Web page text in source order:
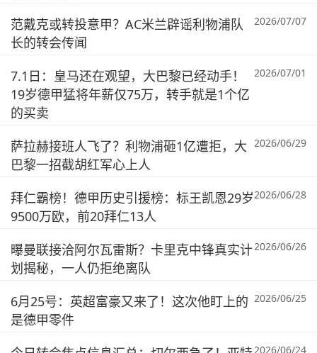
范戴克或转投意甲？AC米兰辟谣利物浦队
长的转会传闻
2026/07/07
7.1日：皇马还在观望，大巴黎已经动手！
19岁德甲猛将年薪仅75万，转手就是1个亿
的买卖
2026/07/01
萨拉赫接班人飞了？利物浦砸1亿遭拒，大
巴黎一招截胡红军心上人
2026/06/29
拜仁霸榜！德甲历史引援榜：标王凯恩29岁
9500万欧，前20拜仁13人
2026/06/28
曝曼联接洽阿尔瓦雷斯？卡里克中锋真实计
划揭秘，一人仍拒绝离队
2026/06/26
6月25号：英超富豪又来了！这次他盯上的
是德甲零件
2026/06/25
2026/06/24